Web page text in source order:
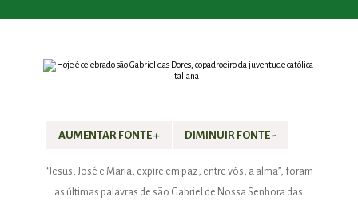
AUMENTAR FONTE + DIMINUIR FONTE -
“Jesus, José e Maria, expire em paz, entre vós, a alma”, foram
as últimas palavras de são Gabriel de Nossa Senhora das